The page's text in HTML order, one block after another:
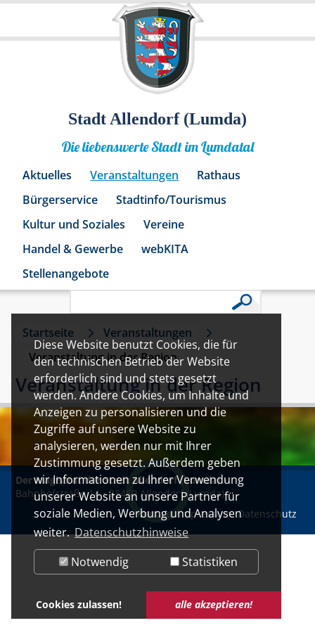
Diese Website benutzt Cookies, die für
den technischen Betrieb der Website
erforderlich sind und stets gesetzt
werden. Andere Cookies, um Inhalte und
Anzeigen zu personalisieren und die
Zugriffe auf unsere Website zu
analysieren, werden nur mit Ihrer
Zustimmung gesetzt. Außerdem geben
wir Informationen zu Ihrer Verwendung
unserer Website an unsere Partner für
soziale Medien, Werbung und Analysen
weiter.Datenschutzhinweise
Notwendig
Statistiken
Cookies zulassen! alle akzeptieren!
Stadt Allendorf (Lumda)
Die liebenswerte Stadt im Lumdatal
Aktuelles Veranstaltungen
Rathaus
Bürgerservice
Stadtinfo/Tourismus
Kultur und Soziales
Vereine
Handel & Gewerbe
webKITA
Stellenangebote
Startseite
Veranstaltungen
Veranstaltung in der Region
Veranstaltung in der Region
Der Magistrat der Stadt Allendorf (Lumda)•
Bahnhofstraße 14 • 35469 Allendorf (Lumda)
Kontakt Impressum Datenschutz